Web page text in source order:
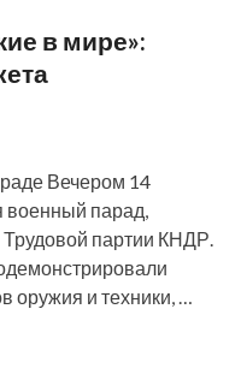
в мире»:
Вечером 14
военный парад,
партии КНДР.
оружия и техники, …